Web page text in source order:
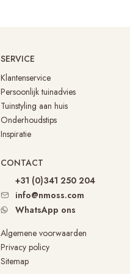
SERVICE
Klantenservice
Persoonlijk tuinadvies
Tuinstyling aan huis
Onderhoudstips
Inspiratie
CONTACT
+31 (0)341 250 204
info@nmoss.com
WhatsApp ons
Algemene voorwaarden
Privacy policy
Sitemap